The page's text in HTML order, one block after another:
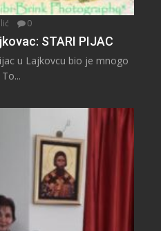
0
STARI PIJAC
u Lajkovcu bio je mnogo